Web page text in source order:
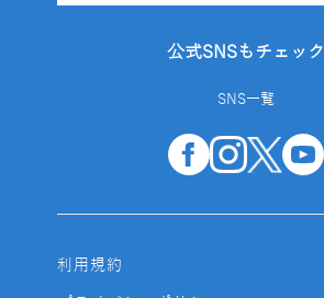
公式SNSもチェック
SNS一覧
利用規約